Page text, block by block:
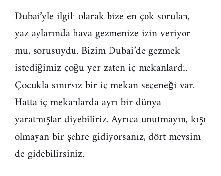
Dubai’yle ilgili olarak bize en çok sorulan,
yaz aylarında hava gezmenize izin veriyor
mu, sorusuydu. Bizim Dubai’de gezmek
istediğimiz çoğu yer zaten iç mekanlardı.
Çocukla sınırsız bir iç mekan seçeneği var.
Hatta iç mekanlarda ayrı bir dünya
yaratmışlar diyebiliriz. Ayrıca unutmayın, kışı
olmayan bir şehre gidiyorsanız, dört mevsim
de gidebilirsiniz.